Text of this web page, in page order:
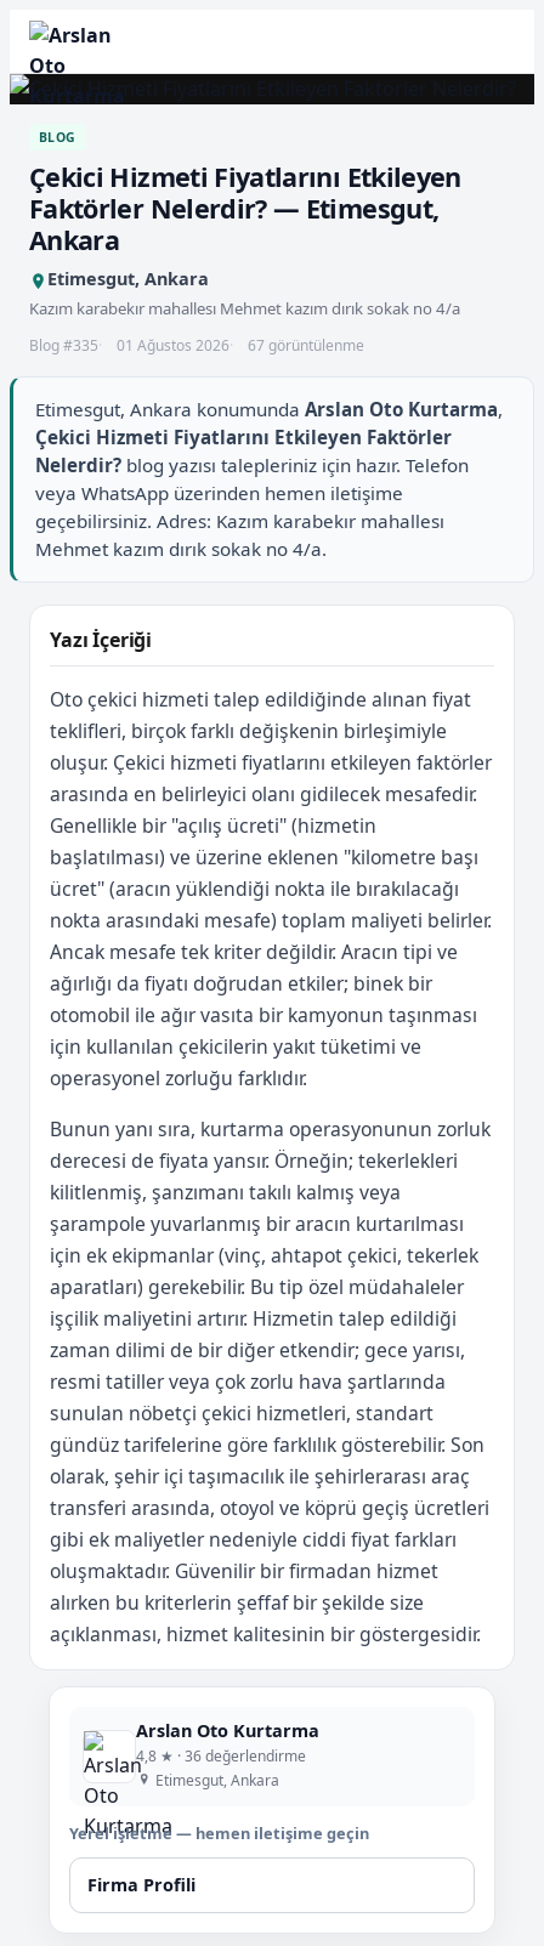
BLOG
Çekici Hizmeti Fiyatlarını Etkileyen
Faktörler Nelerdir? — Etimesgut,
Ankara
Etimesgut, Ankara
Kazım karabekır mahallesı Mehmet kazım dırık sokak no 4/a
Blog #335 01 Ağustos 2026 67 görüntülenme
Etimesgut, Ankara konumunda Arslan Oto Kurtarma,
Çekici Hizmeti Fiyatlarını Etkileyen Faktörler
Nelerdir?blog yazısı talepleriniz için hazır. Telefon
veya WhatsApp üzerinden hemen iletişime
geçebilirsiniz. Adres: Kazım karabekır mahallesı
Mehmet kazım dırık sokak no 4/a.
Yazı İçeriği
Oto çekici hizmeti talep edildiğinde alınan fiyat
teklifleri, birçok farklı değişkenin birleşimiyle
oluşur. Çekici hizmeti fiyatlarını etkileyen faktörler
arasında en belirleyici olanı gidilecek mesafedir.
Genellikle bir "açılış ücreti" (hizmetin
başlatılması) ve üzerine eklenen "kilometre başı
ücret" (aracın yüklendiği nokta ile bırakılacağı
nokta arasındaki mesafe) toplam maliyeti belirler.
Ancak mesafe tek kriter değildir. Aracın tipi ve
ağırlığı da fiyatı doğrudan etkiler; binek bir
otomobil ile ağır vasıta bir kamyonun taşınması
için kullanılan çekicilerin yakıt tüketimi ve
operasyonel zorluğu farklıdır.
Bunun yanı sıra, kurtarma operasyonunun zorluk
derecesi de fiyata yansır. Örneğin; tekerlekleri
kilitlenmiş, şanzımanı takılı kalmış veya
şarampole yuvarlanmış bir aracın kurtarılması
için ek ekipmanlar (vinç, ahtapot çekici, tekerlek
aparatları) gerekebilir. Bu tip özel müdahaleler
işçilik maliyetini artırır. Hizmetin talep edildiği
zaman dilimi de bir diğer etkendir; gece yarısı,
resmi tatiller veya çok zorlu hava şartlarında
sunulan nöbetçi çekici hizmetleri, standart
gündüz tarifelerine göre farklılık gösterebilir. Son
olarak, şehir içi taşımacılık ile şehirlerarası araç
transferi arasında, otoyol ve köprü geçiş ücretleri
gibi ek maliyetler nedeniyle ciddi fiyat farkları
oluşmaktadır. Güvenilir bir firmadan hizmet
alırken bu kriterlerin şeffaf bir şekilde size
açıklanması, hizmet kalitesinin bir göstergesidir.
Arslan Oto Kurtarma
4,8 ★ · 36 değerlendirme
Etimesgut, Ankara
Yerel işletme — hemen iletişime geçin
Firma Profili